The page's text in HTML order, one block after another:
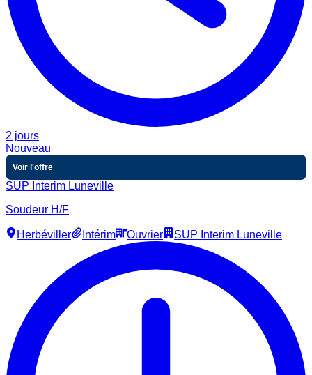
2 jours
Nouveau
Voir l'offre
SUP Interim Luneville
Soudeur H/F
Herbéviller Intérim Ouvrier SUP Interim Luneville